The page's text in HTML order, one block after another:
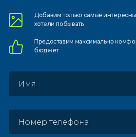
Добавим только самые
хотели побывать
Предоставим максимально
бюджет